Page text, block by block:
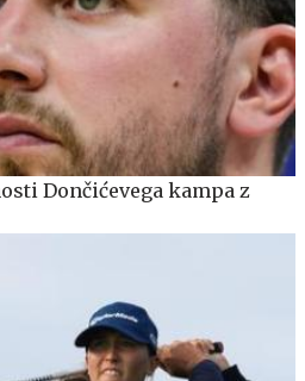
Dončićevega kampa z